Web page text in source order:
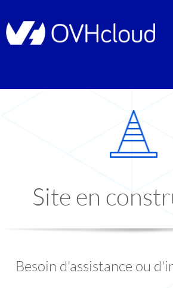
Site en
Besoin d'assistance ou